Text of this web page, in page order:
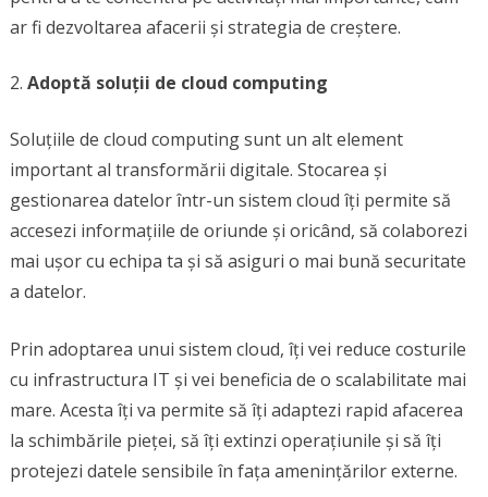
ar fi dezvoltarea afacerii și strategia de creștere.
Adoptă soluții de cloud computing
Soluțiile de cloud computing sunt un alt element
important al transformării digitale. Stocarea și
gestionarea datelor într-un sistem cloud îți permite să
accesezi informațiile de oriunde și oricând, să colaborezi
mai ușor cu echipa ta și să asiguri o mai bună securitate
a datelor.
Prin adoptarea unui sistem cloud, îți vei reduce costurile
cu infrastructura IT și vei beneficia de o scalabilitate mai
mare. Acesta îți va permite să îți adaptezi rapid afacerea
la schimbările pieței, să îți extinzi operațiunile și să îți
protejezi datele sensibile în fața amenințărilor externe.